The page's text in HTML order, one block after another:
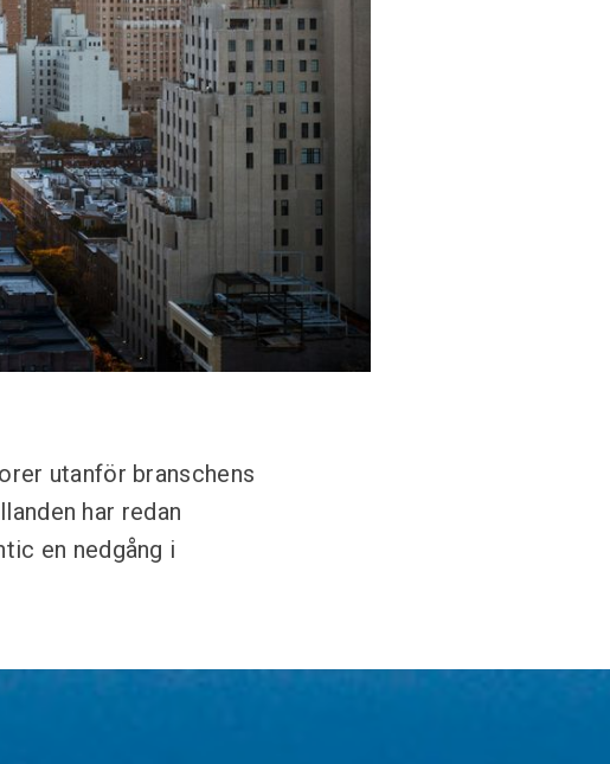
utanför branschens
har redan
en nedgång i